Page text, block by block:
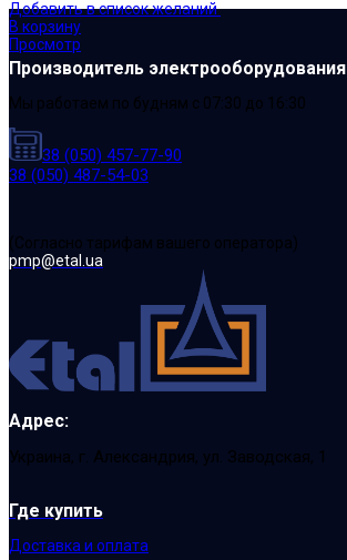
Добавить в список желаний
В корзину
Просмотр
Производитель электрооборудования
Мы работаем по будням с 07:30 до 16:30
38 (050) 457-77-90
38 (050) 487-54-03
(Cогласно тарифам вашего оператора)
pmp@etal.ua
Адрес:
Украина, г. Александрия, ул. Заводская, 1
Где купить
Доставка и оплата